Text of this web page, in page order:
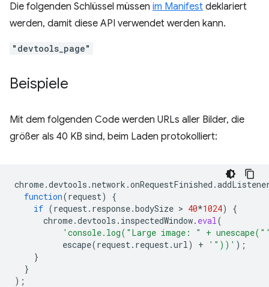
Die folgenden Schlüssel müssen im Manifest deklariert
werden, damit diese API verwendet werden kann.
"devtools_page"
Beispiele
Mit dem folgenden Code werden URLs aller Bilder, die
größer als 40 KB sind, beim Laden protokolliert:
chrome.devtools .network .onRequestFinished .
function(request)
{
if (request. response.bodySize > 40*1024)
{
chrome.devtools . inspectedWindow. eval(
'console.log("Large image: " +
escape(request. request.url) + '"))' );
}
}
);